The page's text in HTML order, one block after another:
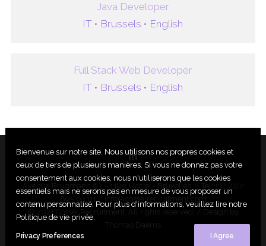
Java Developer
IT • Brussels • English
Full Stack Web Developer
IT • Brussels • English
Avenue Brugmann 63 – 1190 Uccle – Bruxelles / Tel: +32 (0) 2
895 03 01 /
info@cosselrecruitment.com
© 2021 Cossel Recruitment. All rights reserved. / Design by
Thomas Daems
Bienvenue sur notre site. Nous utilisons nos propres cookies et
ceux de tiers de plusieurs manières. Si vous ne donnez pas votre
consentement aux cookies, nous n'utiliserons que les cookies
essentiels mais ne serons pas en mesure de vous proposer un
contenu personnalisé. Pour plus d'informations, veuillez lire notre
Politique de vie privée.
Privacy Preferences I Agree